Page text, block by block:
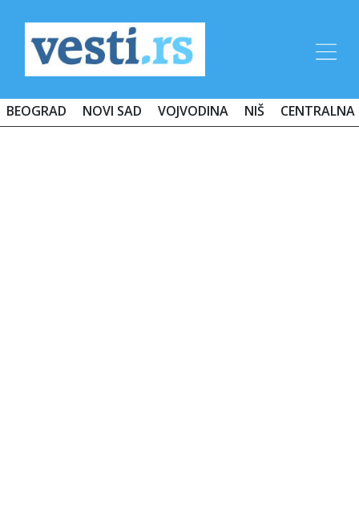
BEOGRAD NOVI SAD VOJVODINA NIŠ CENTRALNA